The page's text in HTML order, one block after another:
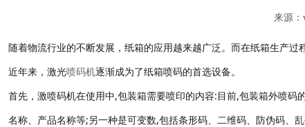
来源：
随着物流行业的不断发展，纸箱的应用越来越广泛。而在纸箱生产
近年来，激光喷码机逐渐成为了纸箱喷码的首选设备。
首先，激喷码机在使用中,包装箱需要喷印的内容:目前,包装箱外喷码
名称、产品名称等;另一种是可变数,包括条形码、二维码、防伪码、乱